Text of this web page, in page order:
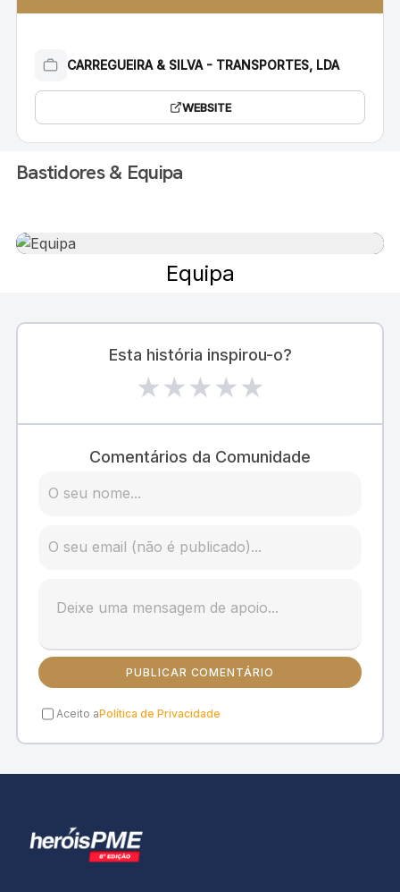
CARREGUEIRA & SILVA - TRANSPORTES, LDA
WEBSITE
Bastidores & Equipa
Equipa
Esta história inspirou-o?
★★★★★
Comentários da Comunidade
PUBLICAR COMENTÁRIO
Aceito aPolítica de Privacidade